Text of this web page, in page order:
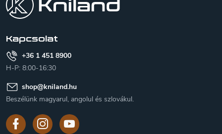
Kapcsolat
+36 1 451 8900
H-P: 8:00-16:30
shop@kniland.hu
Beszélünk magyarul, angolul és szlovákul.